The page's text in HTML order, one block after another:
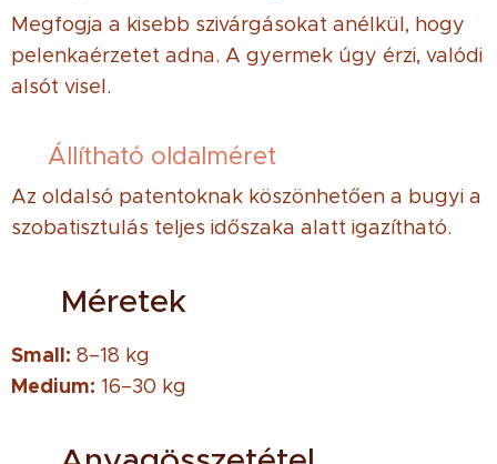
Megfogja a kisebb szivárgásokat anélkül, hogy
pelenkaérzetet adna. A gyermek úgy érzi, valódi
alsót visel.
✔ Állítható oldalméret
Az oldalsó patentoknak köszönhetően a bugyi a
szobatisztulás teljes időszaka alatt igazítható.
📏 Méretek
Small: 8–18 kg
Medium: 16–30 kg